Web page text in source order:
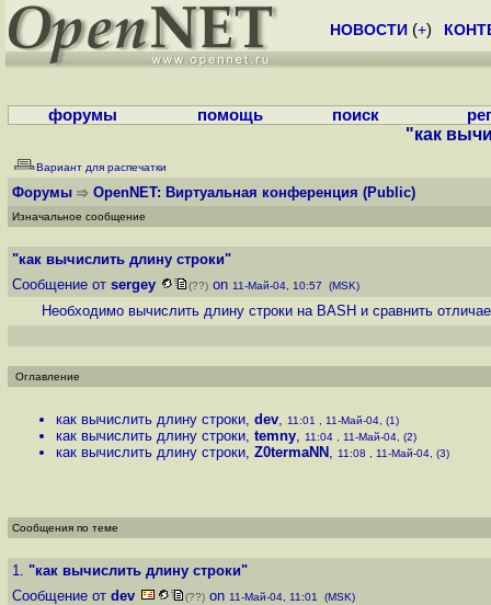
НОВОСТИ (+)
форумы помощь поиск
"как
Вариант для распечатки
Форумы OpenNET: Виртуальная конференция (Public)
Изначальное сообщение
"как вычислить длину строки"
Сообщение от sergey (??) on 11-Май-04, 10:57 (MSK)
Необходимо вычислить длину строки на BASH и сравнить
Оглавление
как вычислить длину строки, dev, 11:01 , 11-Май-04, (1)
как вычислить длину строки, temny, 11:04 , 11-Май-04, (2)
как вычислить длину строки, Z0termaNN , 11:08 , 11-Май-04, (3)
Сообщения по теме
1. "как вычислить длину строки"
Сообщение от dev (??) on 11-Май-04, 11:01 (MSK)